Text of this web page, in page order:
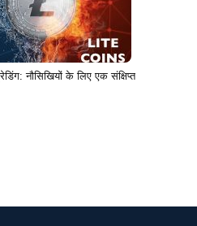
सिक्का मुद्रा व्यापार
नौसिखियों के लिए एक संक्षिप्त